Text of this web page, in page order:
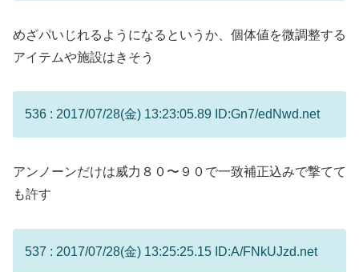
めざパいじれるようになるというか、個体値を微調整する
アイテムや施設はきそう
536 : 2017/07/28(金) 13:23:05.89 ID:Gn7/edNwd.net
アンノーンだけは威力８０〜９０で一致補正込みで撃てて
も許す
537 : 2017/07/28(金) 13:25:25.15 ID:A/FNkUJzd.net